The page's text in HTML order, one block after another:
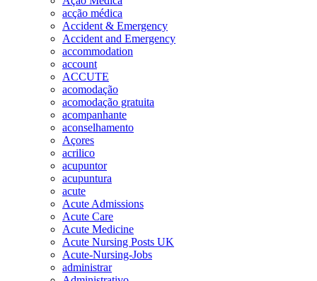
acção médica
Accident & Emergency
Accident and Emergency
accommodation
account
ACCUTE
acomodação
acomodação gratuita
acompanhante
aconselhamento
Açores
acrilico
acupuntor
acupuntura
acute
Acute Admissions
Acute Care
Acute Medicine
Acute Nursing Posts UK
Acute-Nursing-Jobs
administrar